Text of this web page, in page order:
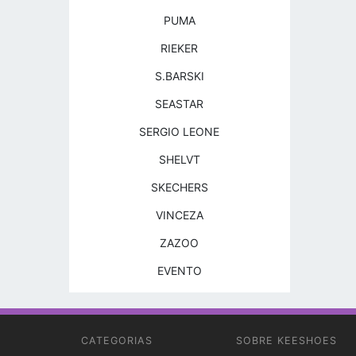
PUMA
RIEKER
S.BARSKI
SEASTAR
SERGIO LEONE
SHELVT
SKECHERS
VINCEZA
ZAZOO
EVENTO
CATEGORIAS SOBRE KEESHOES